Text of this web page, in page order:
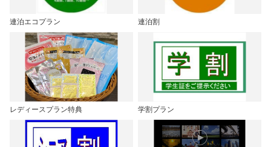
連泊エコプラン 連泊割
レディースプラン特典 学割プラン